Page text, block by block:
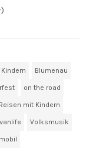
Blumenau
on the road
Reisen mit Kindern
vanlife Volksmusik